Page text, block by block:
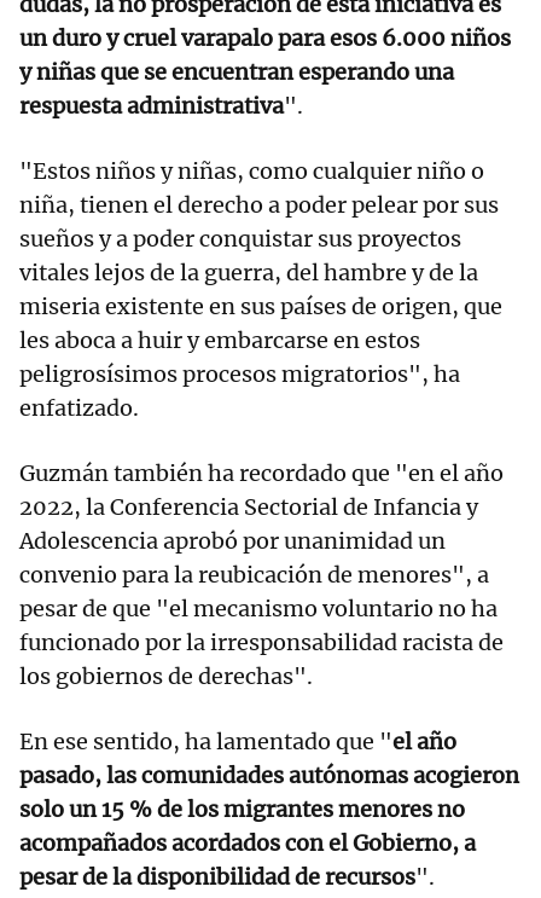
un duro y cruel varapalo para esos 6.000 niños
y niñas que se encuentran esperando una
respuesta administrativa".
"Estos niños y niñas, como cualquier niño o
niña, tienen el derecho a poder pelear por sus
sueños y a poder conquistar sus proyectos
vitales lejos de la guerra, del hambre y de la
miseria existente en sus países de origen, que
les aboca a huir y embarcarse en estos
peligrosísimos procesos migratorios", ha
enfatizado.
Guzmán también ha recordado que "en el año
2022, la Conferencia Sectorial de Infancia y
Adolescencia aprobó por unanimidad un
convenio para la reubicación de menores", a
pesar de que "el mecanismo voluntario no ha
funcionado por la irresponsabilidad racista de
los gobiernos de derechas".
En ese sentido, ha lamentado que "el año
pasado, las comunidades autónomas acogieron
solo un 15 % de los migrantes menores no
acompañados acordados con el Gobierno, a
pesar de la disponibilidad de recursos".